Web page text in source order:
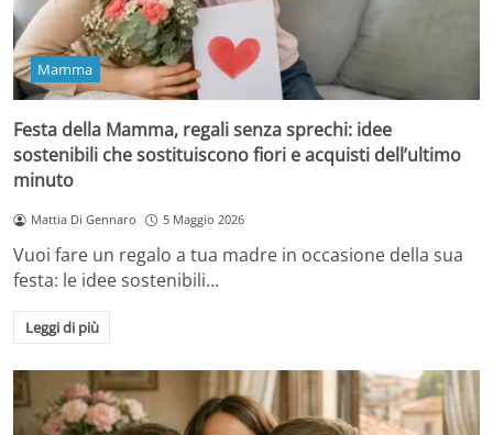
Mamma
Festa della Mamma, regali senza sprechi: idee
sostenibili che sostituiscono fiori e acquisti dell’ultimo
minuto
Mattia Di Gennaro 5 Maggio 2026
Vuoi fare un regalo a tua madre in occasione della sua
festa: le idee sostenibili…
Leggi di più